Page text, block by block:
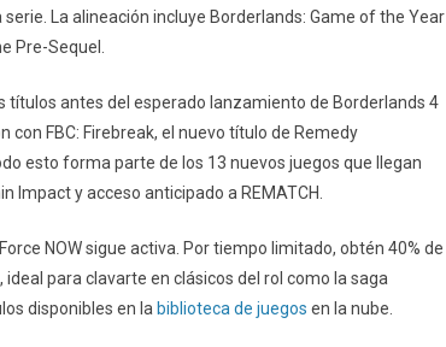
La alineación incluye Borderlands: Game of the Year
Pre-Sequel.
antes del esperado lanzamiento de Borderlands 4
con FBC: Firebreak, el nuevo título de Remedy
esto forma parte de los 13 nuevos juegos que llegan
y acceso anticipado a REMATCH.
NOW sigue activa. Por tiempo limitado, obtén 40% de
para clavarte en clásicos del rol como la saga
disponibles en la biblioteca de juegos en la nube.